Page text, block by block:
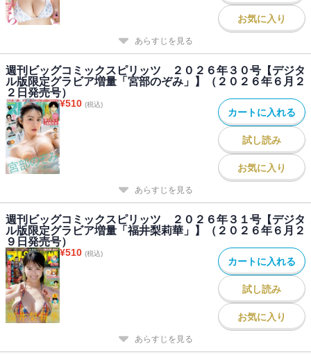
お気に入り
あらすじを見る
週刊ビッグコミックスピリッツ ２０２６年３０号【デジタ
ル版限定グラビア増量「宮部のぞみ」】（２０２６年６月２
２日発売号）
¥510 (税込)
カートに入れる
試し読み
お気に入り
あらすじを見る
週刊ビッグコミックスピリッツ ２０２６年３１号【デジタ
ル版限定グラビア増量「福井梨莉華」】（２０２６年６月２
９日発売号）
¥510 (税込)
カートに入れる
試し読み
お気に入り
あらすじを見る